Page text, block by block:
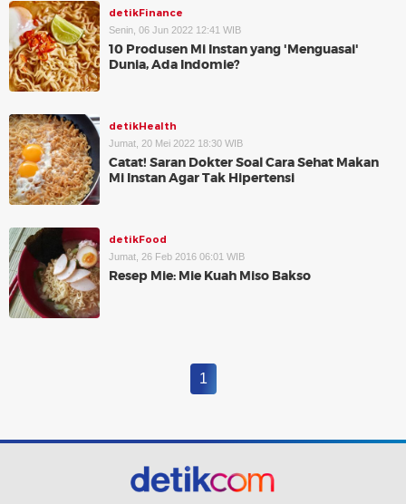
detikFinance
Senin, 06 Jun 2022 12:41 WIB
10 Produsen Mi Instan yang 'Menguasai'
Dunia, Ada Indomie?
detikHealth
Jumat, 20 Mei 2022 18:30 WIB
Catat! Saran Dokter Soal Cara Sehat Makan
Mi Instan Agar Tak Hipertensi
detikFood
Jumat, 26 Feb 2016 06:01 WIB
Resep Mie: Mie Kuah Miso Bakso
1